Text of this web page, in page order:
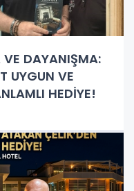
VE DAYANIŞMA:
UYGUN VE
HEDİYE!